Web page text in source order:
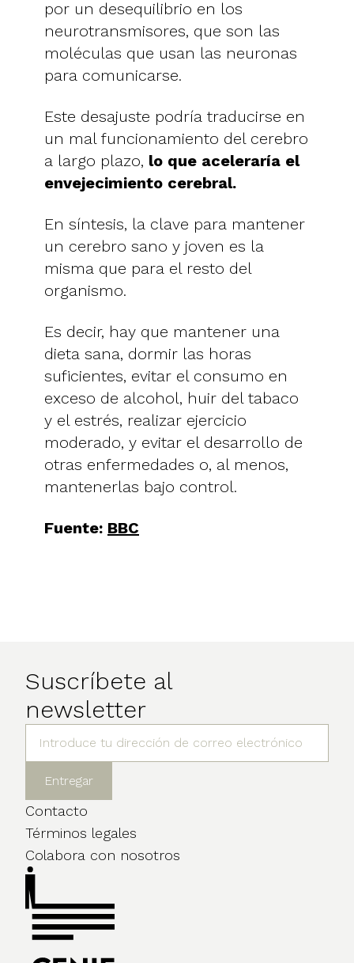
por un desequilibrio en los
neurotransmisores, que son las
moléculas que usan las neuronas
para comunicarse.
Este desajuste podría traducirse en
un mal funcionamiento del cerebro
a largo plazo, lo que aceleraría el
envejecimiento cerebral.
En síntesis, la clave para mantener
un cerebro sano y joven es la
misma que para el resto del
organismo.
Es decir, hay que mantener una
dieta sana, dormir las horas
suficientes, evitar el consumo en
exceso de alcohol, huir del tabaco
y el estrés, realizar ejercicio
moderado, y evitar el desarrollo de
otras enfermedades o, al menos,
mantenerlas bajo control.
Fuente: BBC
Suscríbete al
newsletter
Contacto
Términos legales
Colabora con nosotros